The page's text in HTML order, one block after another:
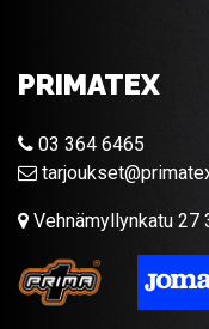
PRIMATEX
03 364 6465
Vehnämyllynkatu 27